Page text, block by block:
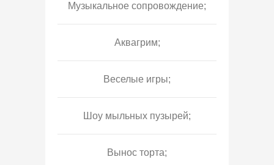
Музыкальное сопровождение;
Аквагрим;
Веселые игры;
Шоу мыльных пузырей;
Вынос торта;